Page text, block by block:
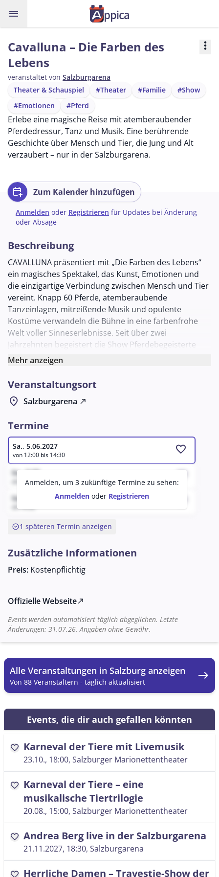
menu
Cavalluna – Die Farben des
Lebens
veranstaltet von Salzburgarena
more_vert
Theater & Schauspiel #Theater #Familie
#Show
#Emotionen
#Pferd
Erlebe eine magische Reise mit atemberaubender
Pferdedressur, Tanz und Musik. Eine berührende
Geschichte über Mensch und Tier, die Jung und Alt
verzaubert – nur in der Salzburgarena.
calendar_add_on Zum Kalender hinzufügen
Anmelden oder Registrieren für Updates bei Änderung
oder Absage
Beschreibung
CAVALLUNA präsentiert mit „Die Farben des Lebens“
ein magisches Spektakel, das Kunst, Emotionen und
die einzigartige Verbindung zwischen Mensch und Tier
vereint. Knapp 60 Pferde, atemberaubende
Tanzeinlagen, mitreißende Musik und opulente
Kostüme verwandeln die Bühne in eine farbenfrohe
Welt voller Sinneserlebnisse. Seit über zwei
Jahrzehnten begeistert die Show Pferdebegeisterte
und Familien gleichermaßen.
Menschheit vom „Schleier des Vergessens“ befreien
muss. Auf seiner Reise durch Indien trifft er Shaneya
und stellt sich skrupellosen Gegnern, um den Fluch zu
mit berührenden Momenten.
Zu erleben sind klassische und moderne Dressur,
akrobatische Trickreitkunst, Freiheitsdressuren sowie
eine spektakuläre Ungarische Post. Eine internationale
Tanzkompanie und beeindruckende Spezialeffekte
runden das Programm ab. CAVALLUNA beweist einmal
Erlebnis.
Mehr anzeigen
Veranstaltungsort
location_on Salzburgarena north_east
Termine
Sa., 5.06.2027
von 12:00 bis 14:30 favorite
So., 9.08.
ab 14:10
Sa., 8.08.
ab 14:32
Anmelden, um 3 zukünftige Termine zu sehen:
Anmeldenoder Registrieren
expand_circle_down1 späteren Termin anzeigen
Zusätzliche Informationen
Preis: Kostenpflichtig
Offizielle Webseitenorth_east
Events werden automatisiert täglich abgeglichen. Letzte
Änderungen: 31.07.26. Angaben ohne Gewähr.
Alle Veranstaltungen in Salzburg anzeigen
Von 88 Veranstaltern - täglich aktualisiert east
Events, die dir auch gefallen könnten
favorite Karneval der Tiere mit Livemusik
23.10., 18:00, Salzburger Marionettentheater
favorite Karneval der Tiere – eine
musikalische Tiertrilogie
20.08., 15:00, Salzburger Marionettentheater
favorite Andrea Berg live in der Salzburgarena
21.11.2027, 18:30, Salzburgarena
favorite Herrliche Damen – Travestie-Show der